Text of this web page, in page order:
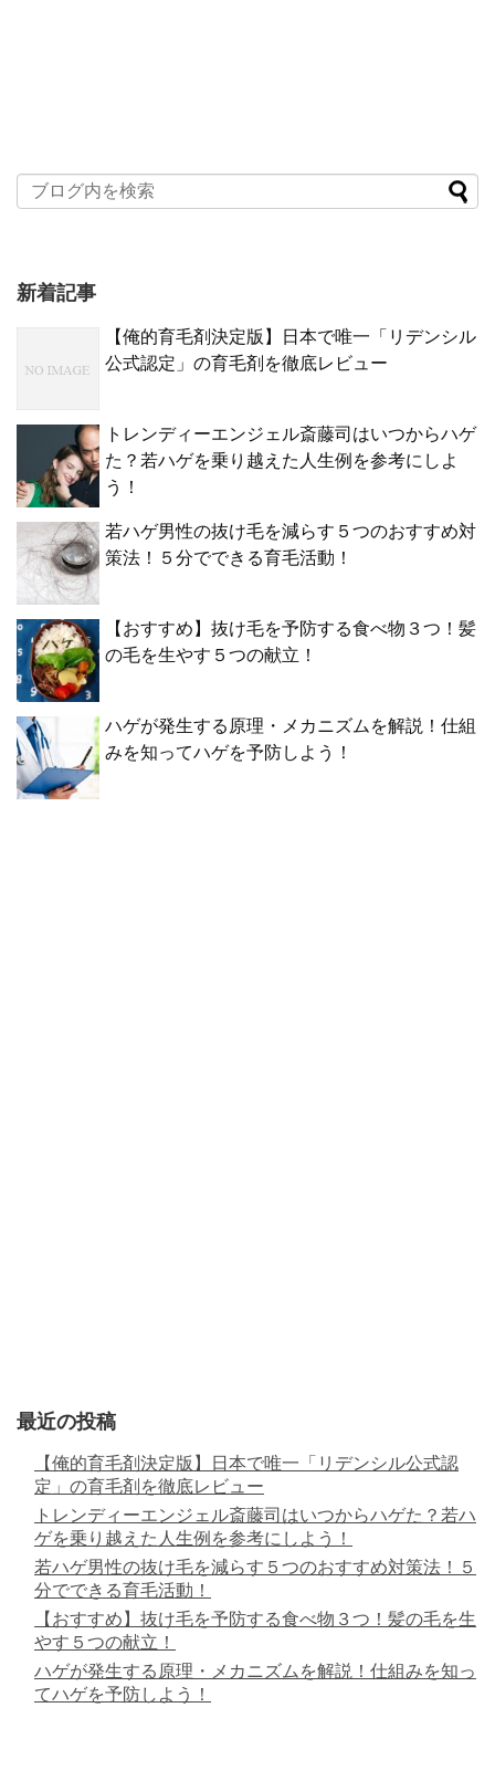
新着記事
【俺的育毛剤決定版】日本で唯一「リデンシル
公式認定」の育毛剤を徹底レビュー
トレンディーエンジェル斎藤司はいつからハゲ
た？若ハゲを乗り越えた人生例を参考にしよ
う！
若ハゲ男性の抜け毛を減らす５つのおすすめ対
策法！５分でできる育毛活動！
【おすすめ】抜け毛を予防する食べ物３つ！髪
の毛を生やす５つの献立！
ハゲが発生する原理・メカニズムを解説！仕組
みを知ってハゲを予防しよう！
最近の投稿
【俺的育毛剤決定版】日本で唯一「リデンシル公式認
定」の育毛剤を徹底レビュー
トレンディーエンジェル斎藤司はいつからハゲた？若ハ
ゲを乗り越えた人生例を参考にしよう！
若ハゲ男性の抜け毛を減らす５つのおすすめ対策法！５
分でできる育毛活動！
【おすすめ】抜け毛を予防する食べ物３つ！髪の毛を生
やす５つの献立！
ハゲが発生する原理・メカニズムを解説！仕組みを知っ
てハゲを予防しよう！